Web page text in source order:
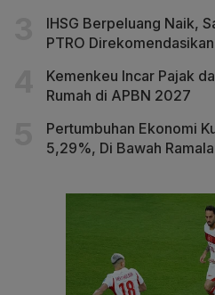
IHSG Berpeluang Naik,
PTRO
Kemenkeu Incar Pajak
Rumah di APBN 2027
Pertumbuhan Ekonomi
5,29%, Di Bawah